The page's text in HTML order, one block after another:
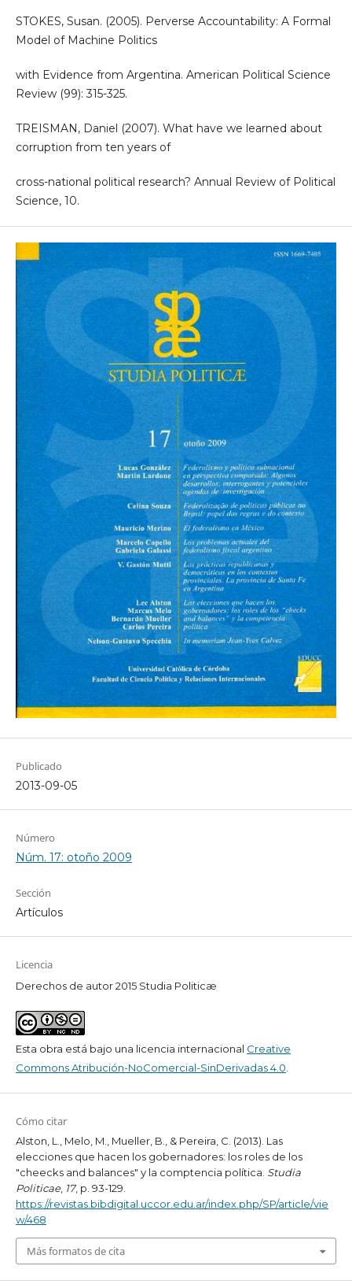
STOKES, Susan. (2005). Perverse Accountability: A Formal
Model of Machine Politics
with Evidence from Argentina. American Political Science
Review (99): 315-325.
TREISMAN, Daniel (2007). What have we learned about
corruption from ten years of
cross-national political research? Annual Review of Political
Science, 10.
Publicado
2013-09-05
Número
Núm. 17: otoño 2009
Sección
Artículos
Licencia
Derechos de autor 2015 Studia Politicæ
Esta obra está bajo una licencia internacional Creative
Commons Atribución-NoComercial-SinDerivadas 4.0
Cómo citar
Alston, L., Melo, M., Mueller, B., & Pereira, C. (2013). Las
elecciones que hacen los gobernadores: los roles de los
"cheecks and balances" y la comptencia política. Studia
Politicae, 17, p. 93-129.
https://revistas.bibdigital.uccor.edu.ar/index.php/SP/article/vie
w/468
Más formatos de cita